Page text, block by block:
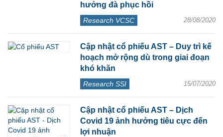
hưởng đà phục hồi
Research VCSC 28/08/2020
Cập nhật cổ phiếu AST – Duy trì kế
hoạch mở rộng dù trong giai đoạn
khó khăn
Research SSI 15/07/2020
Cập nhật cổ phiếu AST – Dịch
Covid 19 ảnh hưởng tiêu cực đến
lợi nhuận